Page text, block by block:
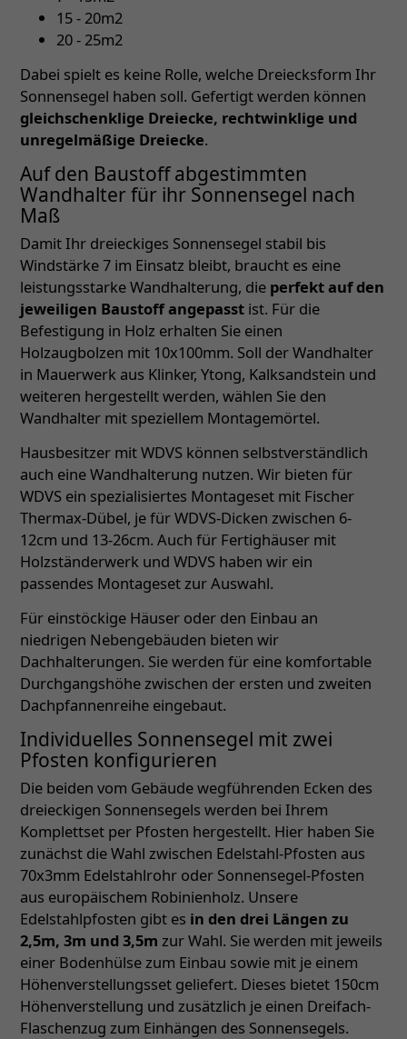
15 - 20m2
20 - 25m2
Dabei spielt es keine Rolle, welche Dreiecksform Ihr
Sonnensegel haben soll. Gefertigt werden können
gleichschenklige Dreiecke, rechtwinklige und
unregelmäßige Dreiecke.
Auf den Baustoff abgestimmten
Wandhalter für ihr Sonnensegel nach
Maß
Damit Ihr dreieckiges Sonnensegel stabil bis
Windstärke 7 im Einsatz bleibt, braucht es eine
leistungsstarke Wandhalterung, die perfekt auf den
jeweiligen Baustoff angepasst ist. Für die
Befestigung in Holz erhalten Sie einen
Holzaugbolzen mit 10x100mm. Soll der Wandhalter
in Mauerwerk aus Klinker, Ytong, Kalksandstein und
weiteren hergestellt werden, wählen Sie den
Wandhalter mit speziellem Montagemörtel.
Hausbesitzer mit WDVS können selbstverständlich
auch eine Wandhalterung nutzen. Wir bieten für
WDVS ein spezialisiertes Montageset mit Fischer
Thermax-Dübel, je für WDVS-Dicken zwischen 6-
12cm und 13-26cm. Auch für Fertighäuser mit
Holzständerwerk und WDVS haben wir ein
passendes Montageset zur Auswahl.
Für einstöckige Häuser oder den Einbau an
niedrigen Nebengebäuden bieten wir
Dachhalterungen. Sie werden für eine komfortable
Durchgangshöhe zwischen der ersten und zweiten
Dachpfannenreihe eingebaut.
Individuelles Sonnensegel mit zwei
Pfosten konfigurieren
Die beiden vom Gebäude wegführenden Ecken des
dreieckigen Sonnensegels werden bei Ihrem
Komplettset per Pfosten hergestellt. Hier haben Sie
zunächst die Wahl zwischen Edelstahl-Pfosten aus
70x3mm Edelstahlrohr oder Sonnensegel-Pfosten
aus europäischem Robinienholz. Unsere
Edelstahlpfosten gibt es in den drei Längen zu
2,5m, 3m und 3,5m zur Wahl. Sie werden mit jeweils
einer Bodenhülse zum Einbau sowie mit je einem
Höhenverstellungsset geliefert. Dieses bietet 150cm
Höhenverstellung und zusätzlich je einen Dreifach-
Flaschenzug zum Einhängen des Sonnensegels.